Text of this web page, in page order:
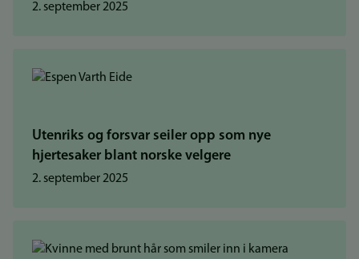
2. september 2025
Utenriks og forsvar seiler opp som nye
hjertesaker blant norske velgere
2. september 2025